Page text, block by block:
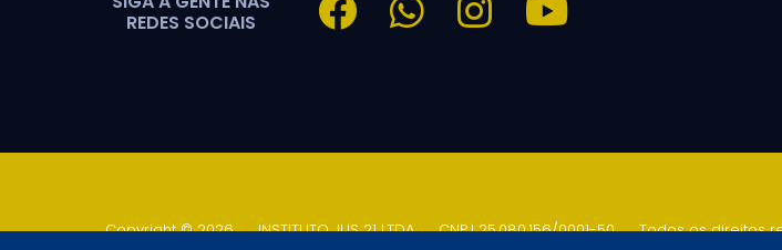
REDES SOCIAIS
Copyright © 2026 . INSTITUTO JUS 21 LTDA . CNPJ 25.080.156/0001-50 . Todos os direitos